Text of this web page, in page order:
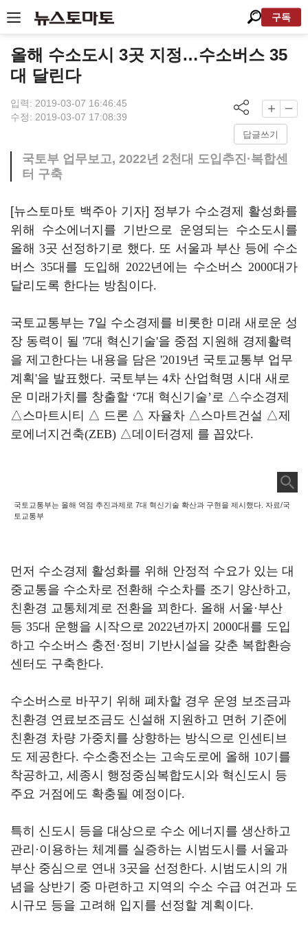
구독
올해 수소도시 3곳 지정…수소버스 35
대 달린다
입력: 2019-03-07 16:46:45
수정: 2019-03-07 17:08:39
답글쓰기
국토부 업무보고, 2022년 2천대 도입추진·복합센
터 구축
[뉴스토마토 백주아 기자] 정부가 수소경제 활성화를
위해 수소에너지를 기반으로 운영되는 수소도시를
올해 3곳 선정하기로 했다. 또 서울과 부산 등에 수소
버스 35대를 도입해 2022년에는 수소버스 2000대가
달리도록 한다는 방침이다.
국토교통부는 7일 수소경제를 비롯한 미래 새로운 성
장 동력이 될 '7대 혁신기술'을 중점 지원해 경제활력
을 제고한다는 내용을 담은 '2019년 국토교통부 업무
계획'을 발표했다. 국토부는 4차 산업혁명 시대 새로
운 미래가치를 창출할 ‘7대 혁신기술’로 △수소경제
△스마트시티 △ 드론 △ 자율차 △스마트건설 △제
로에너지건축(ZEB) △데이터경제 를 꼽았다.
국토교통부는 올해 역점 추진과제로 7대 혁신기술 확산과 구현을 제시했다. 자료/국
토교통부
먼저 수소경제 활성화를 위해 안정적 수요가 있는 대
중교통을 수소차로 전환해 수소차를 조기 양산하고,
친환경 교통체계로 전환을 꾀한다. 올해 서울·부산
등 35대 운행을 시작으로 2022년까지 2000대를 도입
하고 수소버스 충전 ·정비 기반시설을 갖춘 복합환승
센터도 구축한다.
수소버스로 바꾸기 위해 폐차할 경우 운영 보조금과
친환경 연료보조금도 신설해 지원하고 면허 기준에
친환경 차량 가중치를 상향하는 방식으로 인센티브
도 제공한다. 수소충전소는 고속도로에 올해 10기를
착공하고, 세종시 행정중심복합도시와 혁신도시 등
주요 거점에도 확충될 예정이다.
특히 신도시 등을 대상으로 수소 에너지를 생산하고
관리 ·이용하는 체계를 실증하는 시범도시를 서울과
부산 중심으로 연내 3곳을 선정한다. 시범도시의 개
념을 상반기 중 마련하고 지역의 수소 수급 여건과 도
시규모 등을 고려해 입지를 선정할 계획이다.